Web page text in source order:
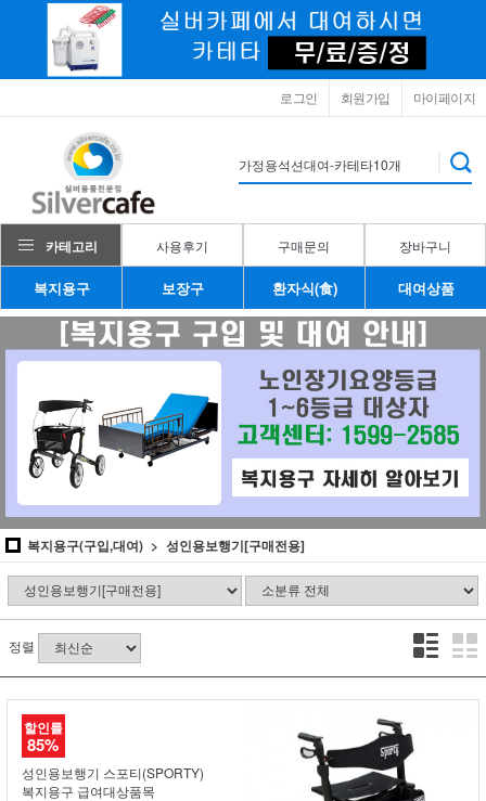
마이페이지
회원가입
로그인
카테고리 사용후기 구매문의 장바구니
복지용구 보장구 환자식(食) 대여상품
복지용구(구입,대여) 성인용보행기[구매전용]
정렬
할인률
85%
성인용보행기 스포티(SPORTY)
복지용구 급여대상품목